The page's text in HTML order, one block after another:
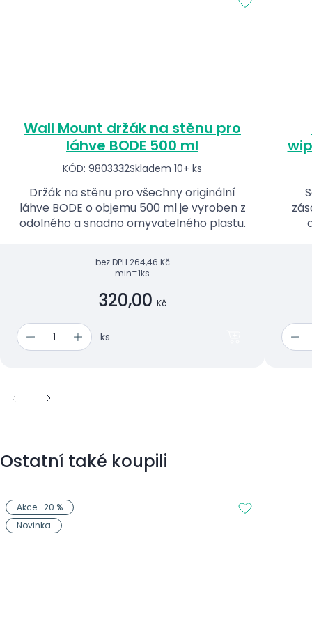
Wall Mount držák na stěnu pro
láhve BODE 500 ml
KÓD: 9803332Skladem 10+ ks
Držák na stěnu pro všechny originální
láhve BODE o objemu 500 ml je vyroben z
odolného a snadno omyvatelného plastu.
bez DPH 264,46 Kč
min=1ks
320,00 Kč
ks
Ostatní také koupili
Akce -20 %
Novinka